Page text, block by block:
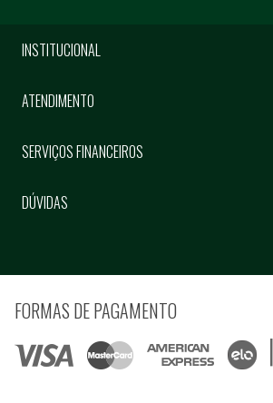
INSTITUCIONAL
ATENDIMENTO
SERVIÇOS FINANCEIROS
DÚVIDAS
FORMAS DE PAGAMENTO